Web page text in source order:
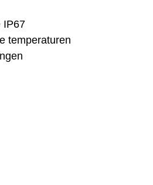
IP67
temperaturen